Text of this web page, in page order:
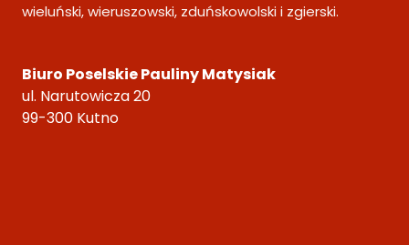
wieluński, wieruszowski, zduńskowolski i zgierski.
Biuro Poselskie Pauliny Matysiak
ul. Narutowicza 20
99-300 Kutno